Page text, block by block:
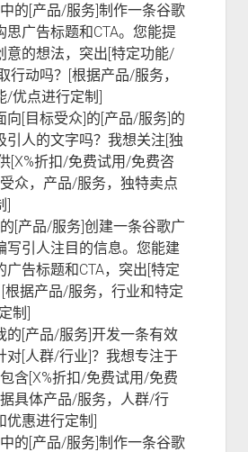
的[产品/服务]制作一条谷歌
思广告标题和CTA。您能提
意的想法，突出[特定功能/
行动吗？[根据产品/服务，
/优点进行定制]
向[目标受众]的[产品/服务]的
引人的文字吗？我想关注[独
[X%折扣/免费试用/免费咨
众，产品/服务，独特卖点
]
[产品/服务]创建一条谷歌广
写引人注目的信息。您能建
广告标题和CTA，突出[特定
根据产品/服务，行业和特定
制]
的[产品/服务]开发一条有效
对[人群/行业]？我想专注于
含[X%折扣/免费试用/免费
具体产品/服务，人群/行
优惠进行定制]
的[产品/服务]制作一条谷歌